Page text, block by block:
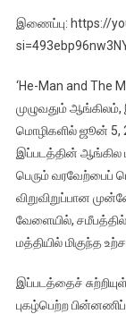
இணைப்பு: https://
‘He-Man and The
முழுவதும்
மொழிகளில் ஜூன் 5,
இப்படத்தின் ஆங்கில
பெரும் வரவேற்பைப்
விறுவிறுப்பான
வேளையில், சமீபத்தில்
மத்தியில் மிகுந்த
இப்படத்தைச்
புகழ்பெற்ற